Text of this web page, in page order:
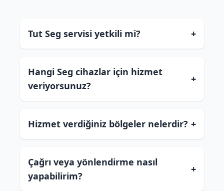
Tut Seg servisi yetkili mi? +
Hangi Seg cihazlar için hizmet
veriyorsunuz?
+
Hizmet verdiğiniz bölgeler nelerdir? +
Çağrı veya yönlendirme nasıl
yapabilirim?
+